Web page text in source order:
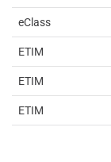
eClass
ETIM
ETIM
ETIM